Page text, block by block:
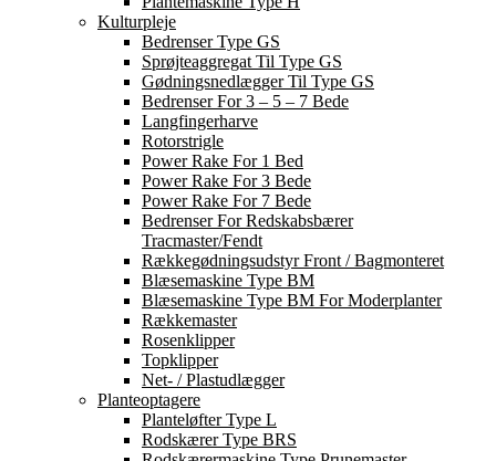
Kulturpleje
Bedrenser Type GS
Sprøjteaggregat Til Type GS
Gødningsnedlægger Til Type GS
Bedrenser For 3 – 5 – 7 Bede
Langfingerharve
Rotorstrigle
Power Rake For 1 Bed
Power Rake For 3 Bede
Power Rake For 7 Bede
Bedrenser For Redskabsbærer
Tracmaster/Fendt
Rækkegødningsudstyr Front / Bagmonteret
Blæsemaskine Type BM
Blæsemaskine Type BM For Moderplanter
Rækkemaster
Rosenklipper
Topklipper
Net- / Plastudlægger
Planteoptagere
Planteløfter Type L
Rodskærer Type BRS